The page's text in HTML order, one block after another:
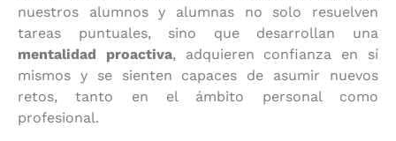
nuestros alumnos y alumnas no solo resuelven
tareas puntuales, sino que desarrollan una
mentalidad proactiva, adquieren confianza en sí
mismos y se sienten capaces de asumir nuevos
retos, tanto en el ámbito personal como
profesional.